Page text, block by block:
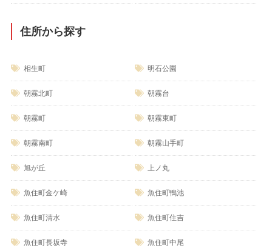
住所から探す
相生町 明石公園
朝霧北町 朝霧台
朝霧町 朝霧東町
朝霧南町 朝霧山手町
旭が丘 上ノ丸
魚住町金ケ崎 魚住町鴨池
魚住町清水 魚住町住吉
魚住町長坂寺 魚住町中尾